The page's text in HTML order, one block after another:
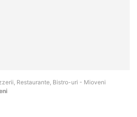
Restaurante, Bistro-uri - Mioveni